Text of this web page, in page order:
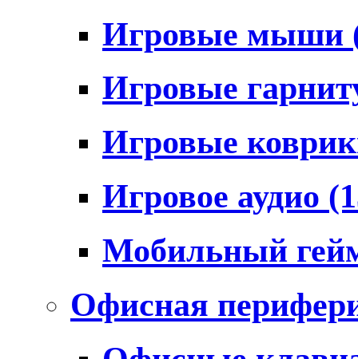
Игровые мыши
Игровые
Игровые
Игровое аудио
Мобильный
Офисная